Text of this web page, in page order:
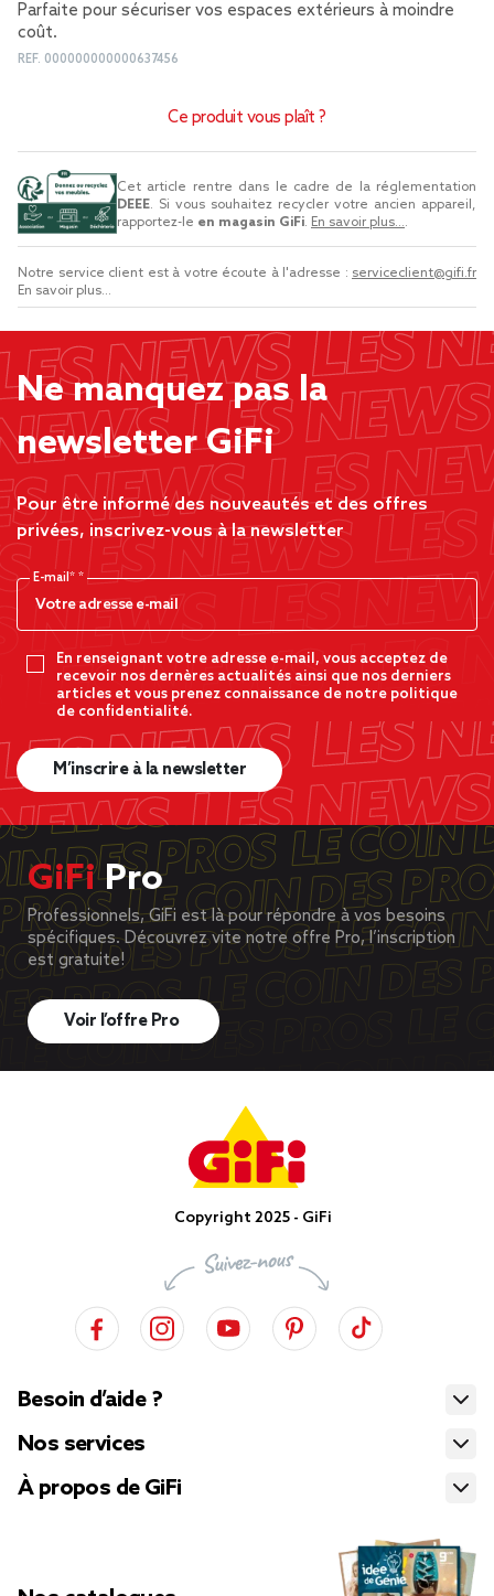
Parfaite pour sécuriser vos espaces extérieurs à moindre
coût.
REF. 000000000000637456
Ce produit vous plaît ?
Cet article rentre dans le cadre de la réglementation
DEEE. Si vous souhaitez recycler votre ancien appareil,
rapportez-le en magasin GiFi. En savoir plus....
Notre service client est à votre écoute à l'adresse : serviceclient@gifi.fr
En savoir plus...
Ne manquez pas la
newsletter GiFi
Pour être informé des nouveautés et des offres
privées, inscrivez-vous à la newsletter
E-mail*
En renseignant votre adresse e-mail, vous acceptez de
recevoir nos dernères actualités ainsi que nos derniers
articles et vous prenez connaissance de notre politique
de confidentialité.
M’inscrire à la newsletter
GiFiPro
Professionnels, GiFi est là pour répondre à vos besoins
spécifiques. Découvrez vite notre offre Pro, l’inscription
est gratuite!
Voir l’offre Pro
Copyright 2025 - GiFi
Besoin d’aide ?
Nos services
À propos de GiFi